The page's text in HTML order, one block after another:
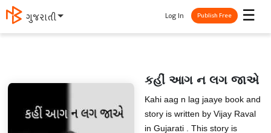
ગુજરાતી ☰
Log In Publish Free
કહીં આગ ન લગ જાએ
Kahi aag n lag jaaye book and
story is written by Vijay Raval
in Gujarati . This story is